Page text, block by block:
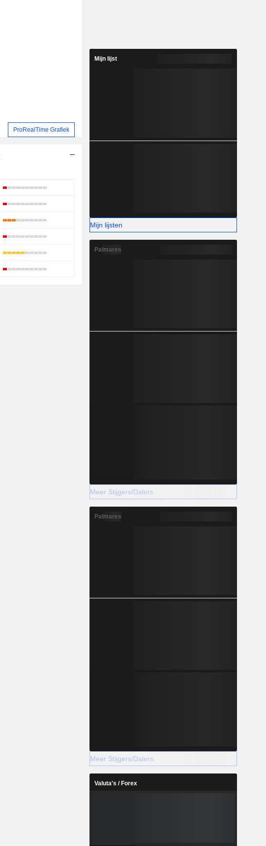
ProRealTime Grafiek
Mijn lijst
Mijn lijsten
Palmares
Meer Stijgers/Dalers
Palmares
Meer Stijgers/Dalers
Valuta's / Forex